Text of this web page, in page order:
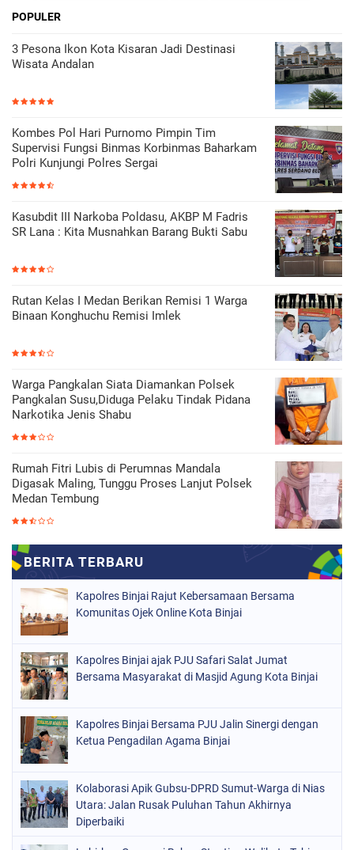
POPULER
3 Pesona Ikon Kota Kisaran Jadi Destinasi
Wisata Andalan
Kombes Pol Hari Purnomo Pimpin Tim
Supervisi Fungsi Binmas Korbinmas Baharkam
Polri Kunjungi Polres Sergai
Kasubdit III Narkoba Poldasu, AKBP M Fadris
SR Lana : Kita Musnahkan Barang Bukti Sabu
Rutan Kelas I Medan Berikan Remisi 1 Warga
Binaan Konghuchu Remisi Imlek
Warga Pangkalan Siata Diamankan Polsek
Pangkalan Susu,Diduga Pelaku Tindak Pidana
Narkotika Jenis Shabu
Rumah Fitri Lubis di Perumnas Mandala
Digasak Maling, Tunggu Proses Lanjut Polsek
Medan Tembung
Kapolres Binjai Rajut Kebersamaan Bersama
Komunitas Ojek Online Kota Binjai
Kapolres Binjai ajak PJU Safari Salat Jumat
Bersama Masyarakat di Masjid Agung Kota Binjai
Kapolres Binjai Bersama PJU Jalin Sinergi dengan
Ketua Pengadilan Agama Binjai
Kolaborasi Apik Gubsu-DPRD Sumut-Warga di Nias
Utara: Jalan Rusak Puluhan Tahun Akhirnya
Diperbaiki